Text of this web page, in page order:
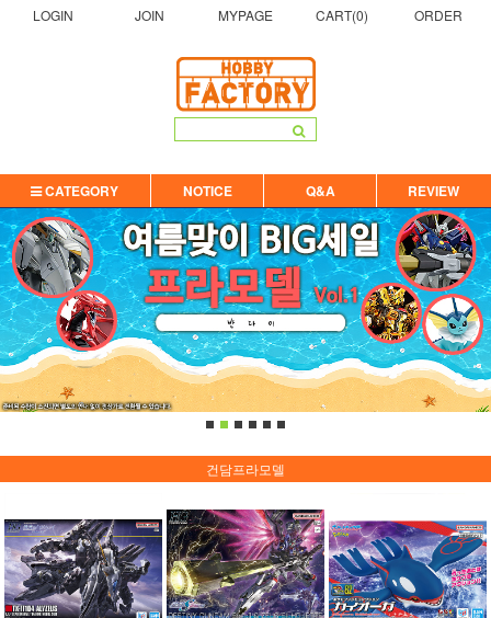
LOGIN JOIN MYPAGE CART(0) ORDER
CATEGORY NOTICE Q&A REVIEW
건담프라모델